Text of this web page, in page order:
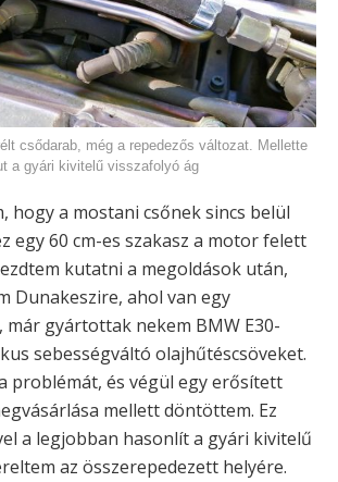
csődarab, még a repedezős változat. Mellette
a gyári kivitelű visszafolyó ág
hogy a mostani csőnek sincs belül
egy 60 cm-es szakasz a motor felett
kutatni a megoldások után,
Dunakeszire, ahol van egy
már gyártottak nekem BMW E30-
sebességváltó olajhűtéscsöveket.
problémát, és végül egy erősített
mellett döntöttem. Ez
a legjobban hasonlít a gyári kivitelű
az összerepedezett helyére.